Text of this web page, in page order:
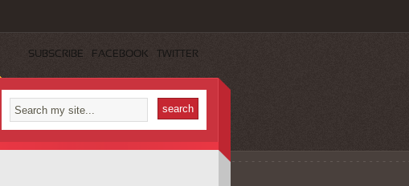
SUBSCRIBE FACEBOOK TWITTER